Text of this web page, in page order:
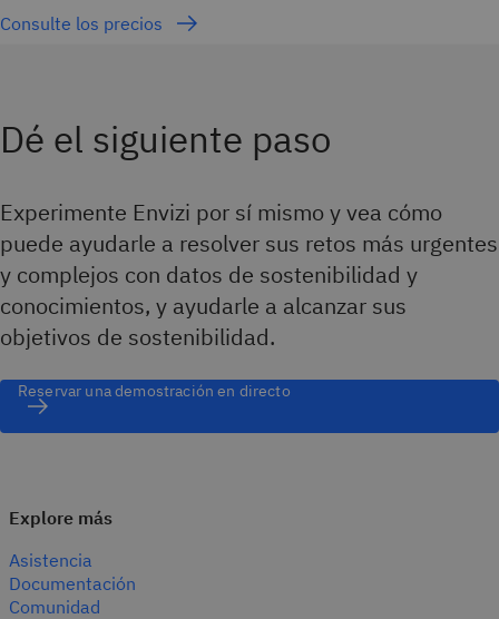
Consulte los precios
Dé el siguiente paso
Experimente Envizi por sí mismo y vea cómo
puede ayudarle a resolver sus retos más urgentes
y complejos con datos de sostenibilidad y
conocimientos, y ayudarle a alcanzar sus
objetivos de sostenibilidad.
Reservar una demostración en directo
Explore más
Asistencia
Documentación
Comunidad